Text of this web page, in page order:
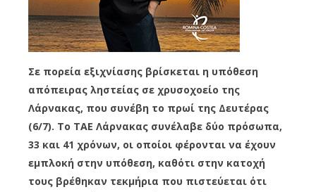
Σε πορεία εξιχνίασης βρίσκεται η υπόθεση
απόπειρας ληστείας σε χρυσοχοείο της
Λάρνακας, που συνέβη το πρωί της Δευτέρας
(6/7). Το ΤΑΕ Λάρνακας συνέλαβε δύο πρόσωπα,
33 και 41 χρόνων, οι οποίοι φέρονται να έχουν
εμπλοκή στην υπόθεση, καθότι στην κατοχή
τους βρέθηκαν τεκμήρια που πιστεύεται ότι